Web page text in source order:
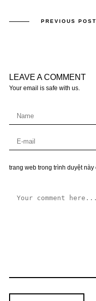
PREVIOUS POST
LEAVE A COMMENT
Your email is safe with us.
trang web trong trình duyệt